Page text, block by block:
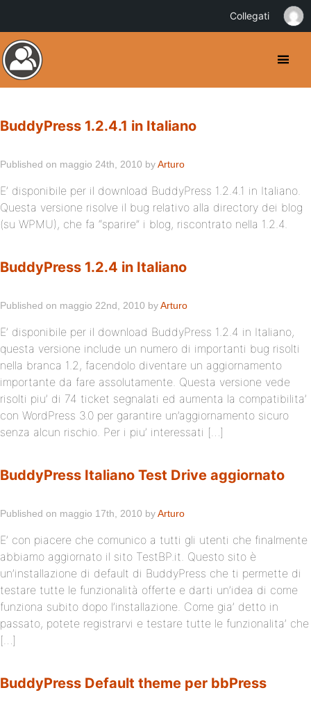
BuddyPress 1.2.4.1 in Italiano
Published on maggio 24th, 2010 byArturo
E’ disponibile per il download BuddyPress 1.2.4.1 in Italiano.
Questa versione risolve il bug relativo alla directory dei blog
(su WPMU), che fa “sparire” i blog, riscontrato nella 1.2.4.
BuddyPress 1.2.4 in Italiano
Published on maggio 22nd, 2010 byArturo
E’ disponibile per il download BuddyPress 1.2.4 in Italiano,
questa versione include un numero di importanti bug risolti
nella branca 1.2, facendolo diventare un aggiornamento
importante da fare assolutamente. Questa versione vede
risolti piu’ di 74 ticket segnalati ed aumenta la compatibilita’
con WordPress 3.0 per garantire un’aggiornamento sicuro
senza alcun rischio. Per i piu’ interessati […]
BuddyPress Italiano Test Drive aggiornato
Published on maggio 17th, 2010 byArturo
E’ con piacere che comunico a tutti gli utenti che finalmente
abbiamo aggiornato il sito TestBP.it. Questo sito è
un’installazione di default di BuddyPress che ti permette di
testare tutte le funzionalità offerte e darti un’idea di come
funziona subito dopo l’installazione. Come gia’ detto in
passato, potete registrarvi e testare tutte le funzionalita’ che
[…]
BuddyPress Default theme per bbPress
Collegati